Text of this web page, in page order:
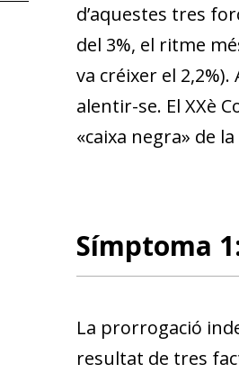
d’aquestes tres
del 3%, el ritme
va créixer el
alentir-se. El XXè
«caixa negra» de
Símptoma
La prorrogació
resultat de tres